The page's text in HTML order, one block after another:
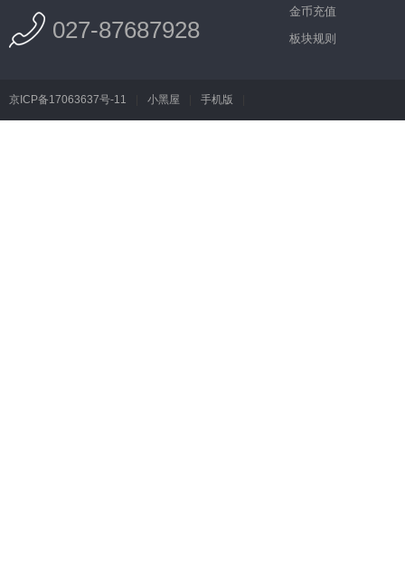
027-87687928
金币充值
板块规则
京ICP备17063637号-11 小黑屋 手机版